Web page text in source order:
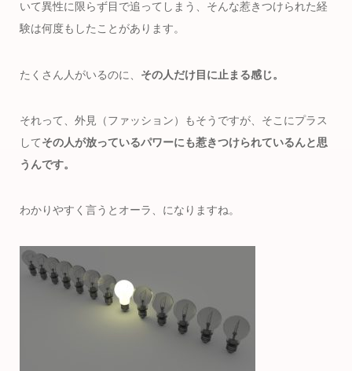
いて異性に限らず目で追ってしまう、そんな惹きつけられた経
験は何度もしたことがあります。
たくさん人がいるのに、 その人だけ目に止まる感じ。
それって、外見（ファッション）もそうですが、そこにプラス
して その人が放っているパワーにも惹きつけられているんと思
うんです。
わかりやすく言うとオーラ、になりますね。